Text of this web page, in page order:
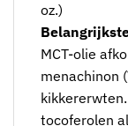
oz.)
MCT-olie
menachinon
tocoferolen